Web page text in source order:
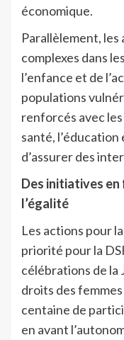
économique.
Parallèlement,
complexes dans
l’enfance et de
populations
renforcés avec
santé,
d’assurer des
Des initiatives
l’égalité
Les actions pour
priorité pour la
célébrations de la
droits des
centaine de
en avant